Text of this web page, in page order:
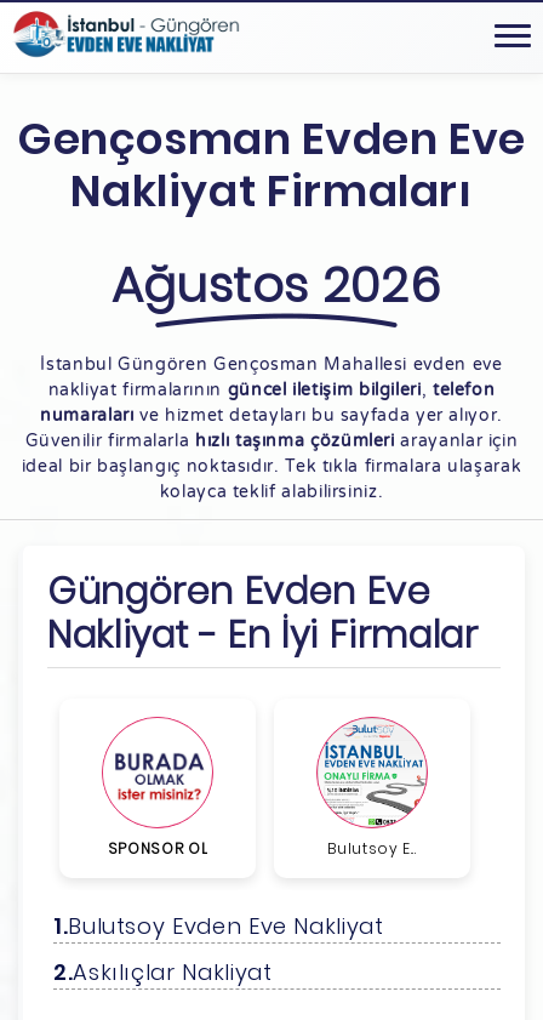
Gençosman Evden Eve
Nakliyat Firmaları
Ağustos 2026
İstanbul Güngören Gençosman Mahallesi evden eve
nakliyat firmalarının güncel iletişim bilgileri, telefon
numaraları ve hizmet detayları bu sayfada yer alıyor.
Güvenilir firmalarla hızlı taşınma çözümleri arayanlar için
ideal bir başlangıç noktasıdır. Tek tıkla firmalara ulaşarak
kolayca teklif alabilirsiniz.
Güngören Evden Eve
Nakliyat - En İyi Firmalar
SPONSOR OL Bulutsoy E...
Bulutsoy Evden Eve Nakliyat
Askılıçlar Nakliyat